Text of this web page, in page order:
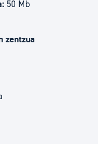
50 Mb
zentzua